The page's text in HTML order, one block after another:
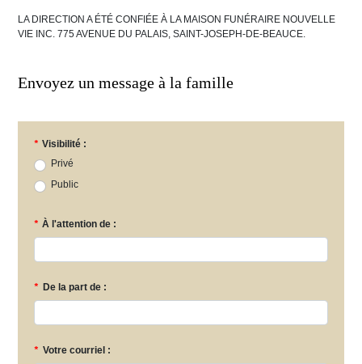
LA DIRECTION A ÉTÉ CONFIÉE À LA MAISON FUNÉRAIRE NOUVELLE
VIE INC. 775 AVENUE DU PALAIS, SAINT-JOSEPH-DE-BEAUCE.
Envoyez un message à la famille
* Visibilité :
Privé
Public
* À l'attention de :
* De la part de :
* Votre courriel :